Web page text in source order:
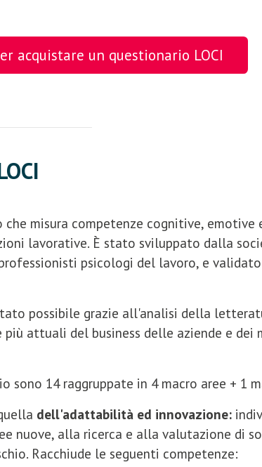
acquistare un questionario LOCI
misura competenze cognitive,
lavorative. È stato sviluppato dalla
psicologi del lavoro, e
possibile grazie all'analisi della
attuali del business delle aziende e dei
sono 14 raggruppate in 4 macro aree + 1
dell'adattabilità ed innovazione:
nuove, alla ricerca e alla valutazione di
Racchiude le seguenti competenze: